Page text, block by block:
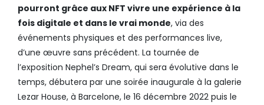
pourront grâce aux NFT vivre une expérience à la
fois digitale et dans le vrai monde, via des
événements physiques et des performances live,
d’une œuvre sans précédent. La tournée de
l’exposition Nephel’s Dream, qui sera évolutive dans le
temps, débutera par une soirée inaugurale à la galerie
Lezar House, à Barcelone, le 16 décembre 2022 puis le